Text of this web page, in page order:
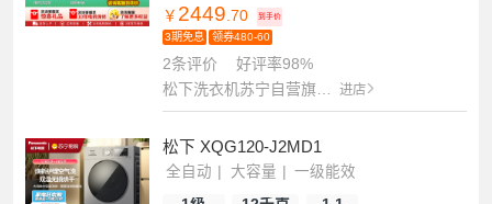
￥ 2449 .70 到手价
3期免息 领券480-60
2条评价
好评率98%
松下洗衣机苏宁自营旗舰店
进店
松下 XQG120-J2MD1
全自动 大容量 一级能效